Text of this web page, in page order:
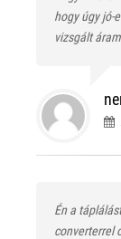
hogy úgy jó-
vizsgált
Én a
converterrel